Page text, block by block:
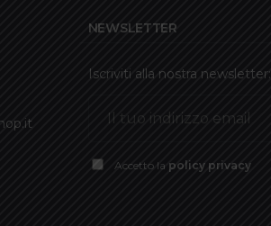
NEWSLETTER
Iscriviti alla nostra newsletter:
Accetto la policy privacy